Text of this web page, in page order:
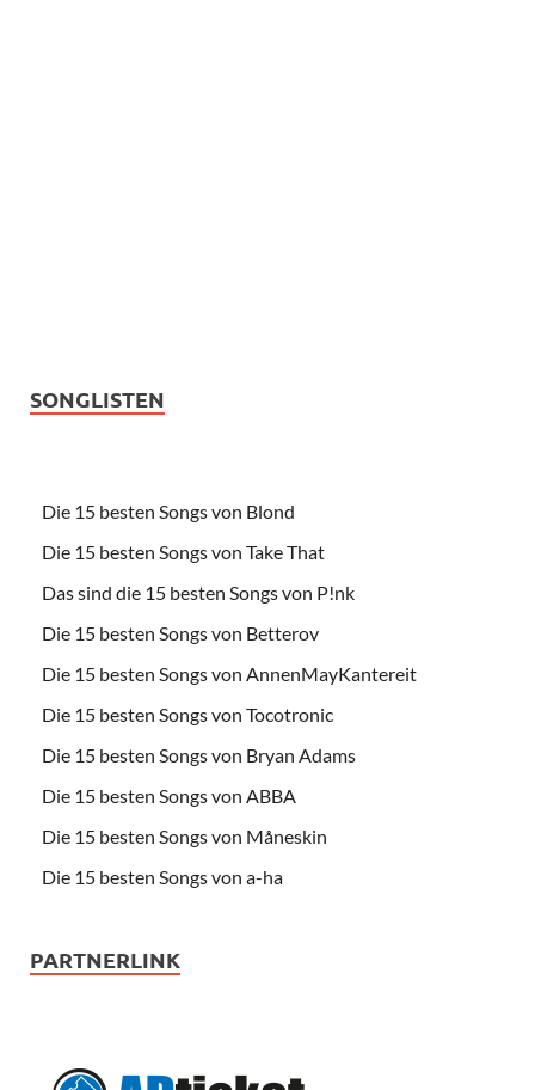
SONGLISTEN
Die 15 besten Songs von Blond
Die 15 besten Songs von Take That
Das sind die 15 besten Songs von P!nk
Die 15 besten Songs von Betterov
Die 15 besten Songs von AnnenMayKantereit
Die 15 besten Songs von Tocotronic
Die 15 besten Songs von Bryan Adams
Die 15 besten Songs von ABBA
Die 15 besten Songs von Måneskin
Die 15 besten Songs von a-ha
PARTNERLINK